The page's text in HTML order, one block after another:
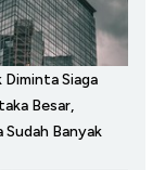
Diminta Siaga
Besar,
Sudah Banyak